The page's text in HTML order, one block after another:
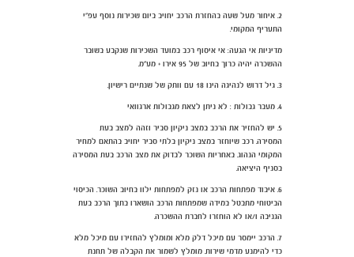
2. איחור מעל שעה בהחזרת הרכב יחויב ביום שכירות נוסף עפ"י
התעריף המקומי.
מדיניות אי הגעה: אי איסוף רכב במועד השכירות שנקבע בשובר
ההשכרה יהיה כרוך בחיוב של 95 אירו + מע"מ.
3. גיל דרוש לנהיגה הינו 18 עם וותק של שנתיים רישיון.
4. מעבר גבולות : לא ניתן לצאת מגבולות ארגוואי
5. יש להחזיר את הרכב במצב ניקיון סביר וזהה למצב בעת
המסירה. רכב שיוחזר במצב ניקיון בלתי סביר יחויב בהתאם למחיר
המקומי הנהוג. באחריות השוכר לבדוק את מצב הרכב בעת המסירה
בסניף היציאה.
6. איבוד מפתחות הרכב או נזק למפתחות ילוו בחיוב השוכר. הכיסוי
הביטוחי מתבטל במידה שמפתחות הרכב הושארו בתוך הרכב בעת
הגניבה ו/או לא הוחזרו לחברת ההשכרה.
7. הרכב יימסר עם מיכל דלק מלא ומומלץ להחזירו עם מיכל מלא
כדי להימנע מדמי שירות. מומלץ לשמור את הקבלה של תחנת